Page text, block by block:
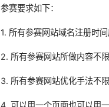
参赛要求如下：
1. 所有参赛网站域名注册时
2. 所有参赛网站所做内容不
3. 所有参赛网站优化手法不
4. 可以用一个页面也可以用